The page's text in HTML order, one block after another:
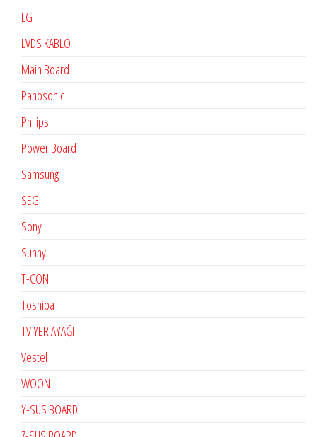
LG
LVDS KABLO
Main Board
Panosonic
Philips
Power Board
Samsung
SEG
Sony
Sunny
T-CON
Toshiba
TV YER AYAĞI
Vestel
WOON
Y-SUS BOARD